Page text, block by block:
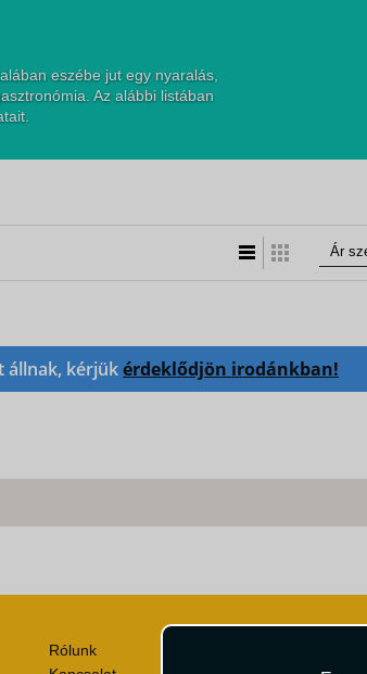
eszébe jut egy nyaralás,
Az alábbi listában
állnak, kérjükérdeklődjön irodánkban!
Rólunk